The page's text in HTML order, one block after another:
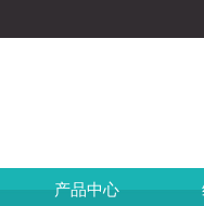
产品中心